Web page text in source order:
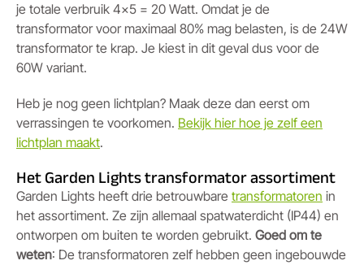
je totale verbruik 4x5 = 20 Watt. Omdat je de
transformator voor maximaal 80% mag belasten, is de 24W
transformator te krap. Je kiest in dit geval dus voor de
60W variant.
Heb je nog geen lichtplan? Maak deze dan eerst om
verrassingen te voorkomen. Bekijk hier hoe je zelf een
lichtplan maakt.
Het Garden Lights transformator assortiment
Garden Lights heeft drie betrouwbare transformatoren in
het assortiment. Ze zijn allemaal spatwaterdicht (IP44) en
ontworpen om buiten te worden gebruikt. Goed om te
weten: De transformatoren zelf hebben geen ingebouwde